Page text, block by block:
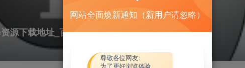
源下载地址_百度网盘迅雷BT
网站全面焕新通知（新用户请忽略）
尊敬各位网友:
为了更好浏览体验